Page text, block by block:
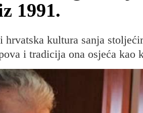
1991.
hrvatska kultu­ra sanja
i tradicija ona osjeća kao